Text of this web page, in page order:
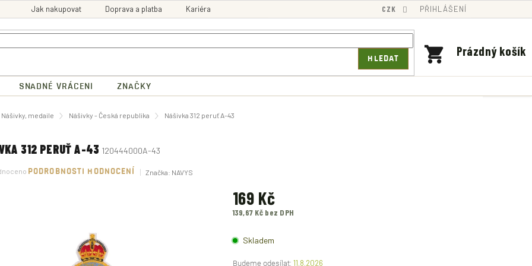
Jak nakupovat Doprava a platba Kariéra CZK PŘIHLÁŠENÍ
HLEDAT
NÁKUPNÍ
Prázdný košík
SNADNÉ VRÁCENI ZNAČKY
Nášivky, medaile Nášivky - Česká republika Nášivka 312 peruť A-43
312 PERUŤ A-43 120444000A-43
PODROBNOSTI HODNOCENÍ Značka: NAVYS
169 Kč
139,67 Kč bez DPH
cena:Skladem
11.8.2026